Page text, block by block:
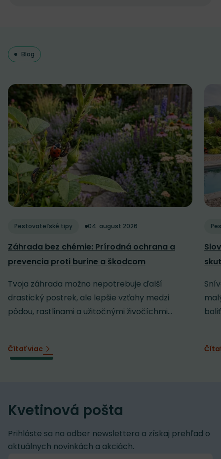
Blog
Pestovateľské tipy 04. august 2026
Záhrada bez chémie: Prírodná ochrana a
prevencia proti burine a škodcom
Tvoja záhrada možno nepotrebuje ďalší
drastický postrek, ale lepšie vzťahy medzi
pôdou, rastlinami a užitočnými živočíchmi...
Čítať viac
Kvetinová pošta
Prihláste sa na odber newslettera a získaj prehľad o
aktuálnych novinkách a akciách.